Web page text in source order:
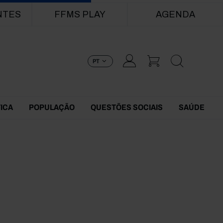
FFMS PLAY AGENDA
PT
POPULAÇÃO QUESTÕES SOCIAIS SAÚDE